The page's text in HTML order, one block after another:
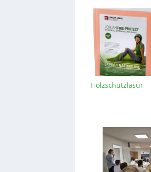
Holzschutzlasur